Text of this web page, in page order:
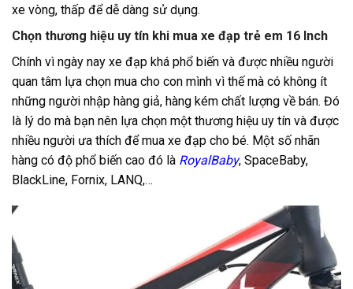
xe vòng, thấp để dễ dàng sử dụng.
Chọn thương hiệu uy tín khi mua xe đạp trẻ em 16 Inch
Chính vì ngày nay xe đạp khá phổ biến và được nhiều người
quan tâm lựa chọn mua cho con mình vì thế mà có không ít
những người nhập hàng giả, hàng kém chất lượng về bán. Đó
là lý do mà bạn nên lựa chọn một thương hiệu uy tín và được
nhiều người ưa thích để mua xe đạp cho bé. Một số nhãn
hàng có độ phổ biến cao đó là RoyalBaby, SpaceBaby,
BlackLine, Fornix, LANQ,…